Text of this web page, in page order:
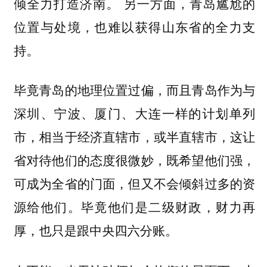
位置与处境，也难以获得山东省的全力支
持。
毕竟青岛的地理位置过偏，而且青岛作为与
深圳、宁波、厦门、大连一样的计划单列
市，相当于经济直辖市，或半直辖市，这让
省对待他们的态度很微妙，既希望他们强，
可成为全省的门面，但又不会倾斜过多的资
源给他们。毕竟他们是二级财政，财力再
厚，也只是跟中央四六分账。